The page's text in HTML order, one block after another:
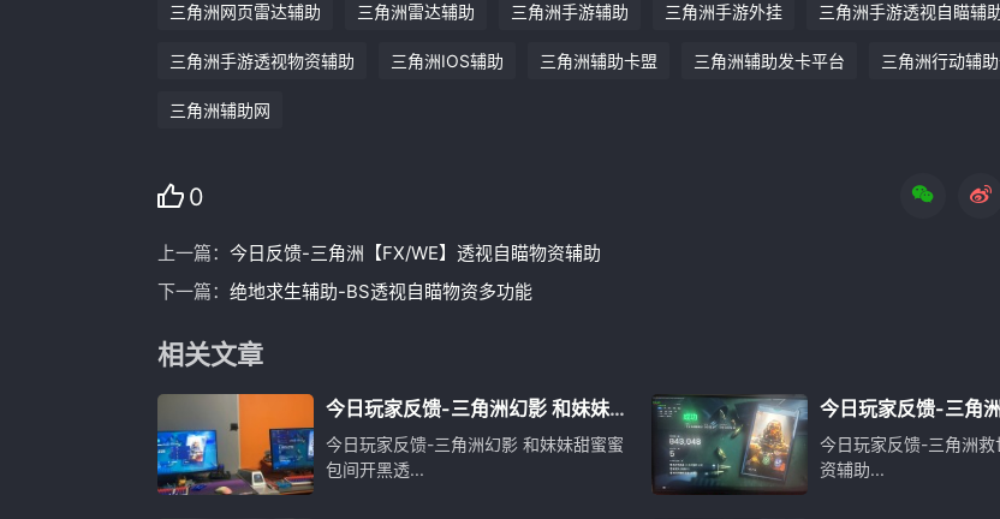
三角洲网页雷达辅助 三角洲雷达辅助 三角洲手游辅助 三角洲手游外挂 三角洲手游透视自瞄辅
三角洲手游透视物资辅助 三角洲IOS辅助 三角洲辅助卡盟 三角洲辅助发卡平台 三角洲行动辅
三角洲辅助网
0
上一篇： 今日反馈-三角洲【FX/WE】透视自瞄物资辅助
下一篇： 绝地求生辅助-BS透视自瞄物资多功能
相关文章
今日玩家反馈-三角洲幻影 和妹妹
甜蜜蜜包间开黑透
今日玩家反馈-三角洲幻影 和妹妹甜蜜蜜
包间开黑透...
今日玩家反馈-三角
瞄物资辅助
今日玩家反馈-三角洲
资辅助...